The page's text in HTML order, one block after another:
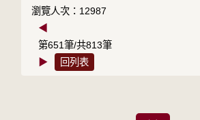
瀏覽人次：12987
◀
第651筆/共813筆
▶
回列表